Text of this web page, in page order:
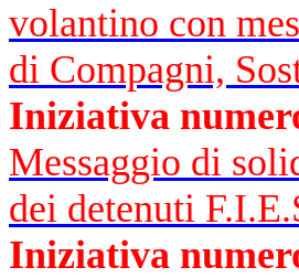
volantino con
di Compagni,
Iniziativa
Messaggio di
dei detenuti
Iniziativa